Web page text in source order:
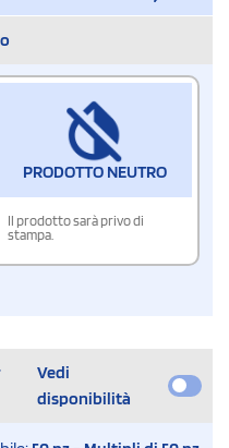
PRODOTTO NEUTRO
Il prodotto sarà privo di
stampa.
Vedi
disponibilità